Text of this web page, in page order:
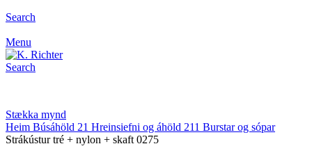
Search
Menu
Search
Stækka mynd
Heim Búsáhöld 21 Hreinsiefni og áhöld 211 Burstar og sópar
Strákústur tré + nylon + skaft 0275